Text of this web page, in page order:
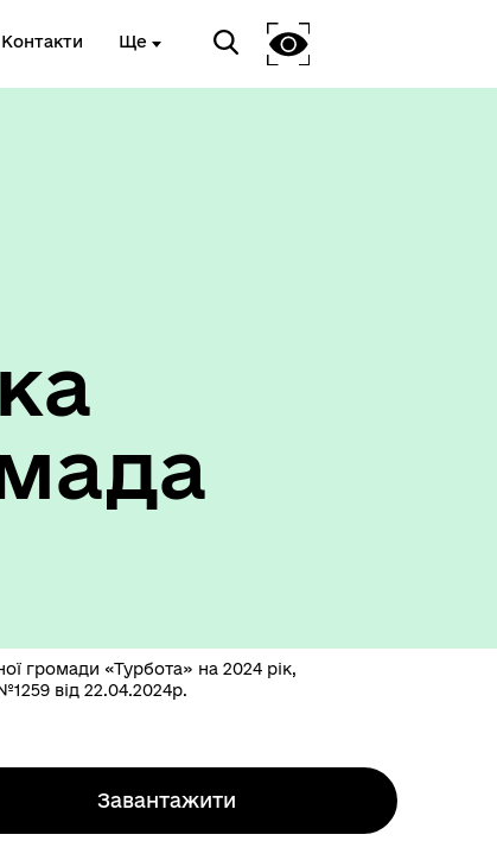
Контакти Ще
громади «Турбота» на 2024 рік,
від 22.04.2024р.
Завантажити